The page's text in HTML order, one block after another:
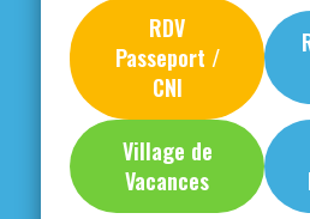
RDV
Passeport /
CNI
Village de
Vacances